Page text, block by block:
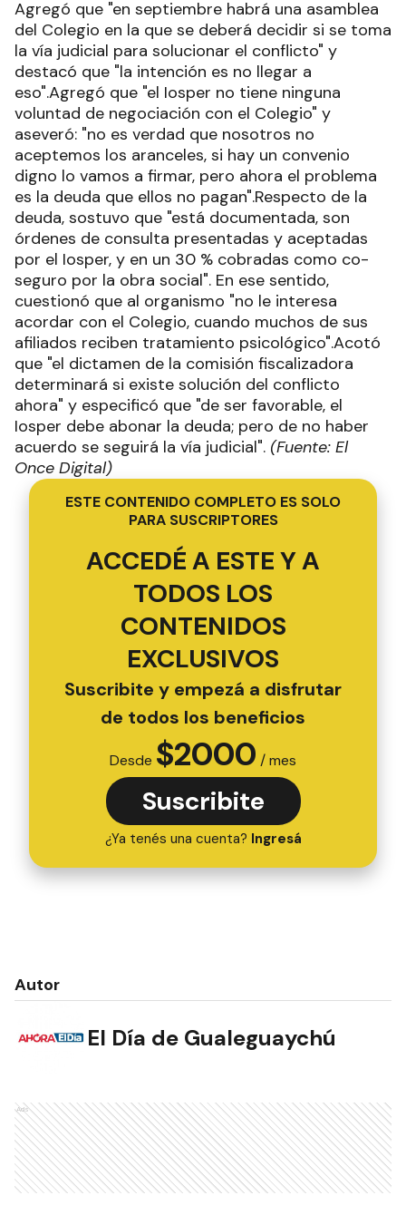
Agregó que "en septiembre habrá una asamblea
del Colegio en la que se deberá decidir si se toma
la vía judicial para solucionar el conflicto" y
destacó que "la intención es no llegar a
eso".Agregó que "el Iosper no tiene ninguna
voluntad de negociación con el Colegio" y
aseveró: "no es verdad que nosotros no
aceptemos los aranceles, si hay un convenio
digno lo vamos a firmar, pero ahora el problema
es la deuda que ellos no pagan".Respecto de la
deuda, sostuvo que "está documentada, son
órdenes de consulta presentadas y aceptadas
por el Iosper, y en un 30 % cobradas como co-
seguro por la obra social". En ese sentido,
cuestionó que al organismo "no le interesa
acordar con el Colegio, cuando muchos de sus
afiliados reciben tratamiento psicológico".Acotó
que "el dictamen de la comisión fiscalizadora
determinará si existe solución del conflicto
ahora" y especificó que "de ser favorable, el
Iosper debe abonar la deuda; pero de no haber
acuerdo se seguirá la vía judicial". (Fuente: El
Once Digital)
ESTE CONTENIDO COMPLETO ES SOLO
PARA SUSCRIPTORES
ACCEDÉ A ESTE Y A
TODOS LOS
CONTENIDOS
EXCLUSIVOS
Suscribite y empezá a disfrutar
de todos los beneficios
Desde $2000 / mes
Suscribite
¿Ya tenés una cuenta? Ingresá
Autor
El Día de Gualeguaychú
Ads